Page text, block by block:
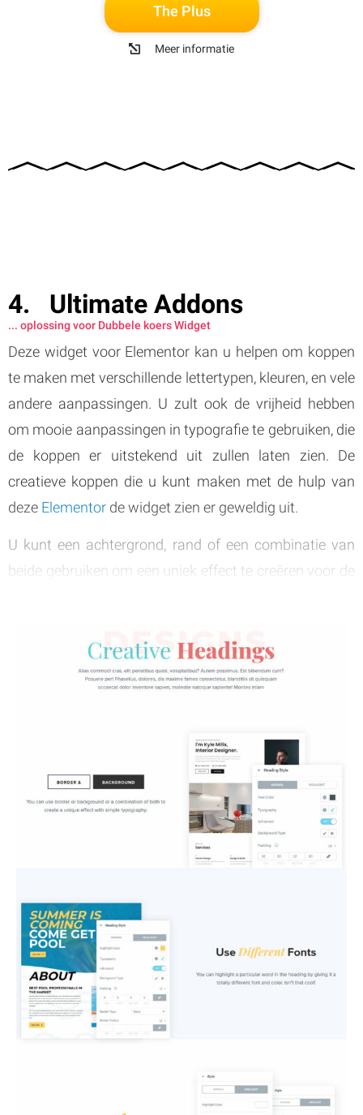
The Plus
Meer informatie
Ultimate Addons
... oplossing voor Dubbele koers Widget
Deze widget voor Elementor kan u helpen om koppen
te maken met verschillende lettertypen, kleuren, en vele
andere aanpassingen. U zult ook de vrijheid hebben
om mooie aanpassingen in typografie te gebruiken, die
de koppen er uitstekend uit zullen laten zien. De
creatieve koppen die u kunt maken met de hulp van
deze Elementor de widget zien er geweldig uit.
U kunt een achtergrond, rand of een combinatie van
beide gebruiken om een uniek effect te creëren voor de